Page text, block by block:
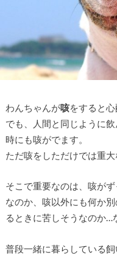
わんちゃんが咳をすると心
でも、人間と同じように
時にも咳がでます。
ただ咳をしただけでは重
そこで重要なのは、咳が
なのか、咳以外にも何か
るときに苦しそうなのか…
普段一緒に暮らしている